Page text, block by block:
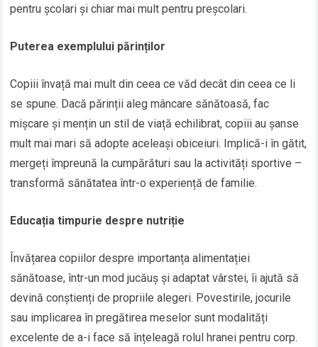
pentru școlari și chiar mai mult pentru preșcolari.
Puterea exemplului părinților
Copiii învață mai mult din ceea ce văd decât din ceea ce li
se spune. Dacă părinții aleg mâncare sănătoasă, fac
mișcare și mențin un stil de viață echilibrat, copiii au șanse
mult mai mari să adopte aceleași obiceiuri. Implică-i în gătit,
mergeți împreună la cumpărături sau la activități sportive –
transformă sănătatea într-o experiență de familie.
Educația timpurie despre nutriție
Învățarea copiilor despre importanța alimentației
sănătoase, într-un mod jucăuș și adaptat vârstei, îi ajută să
devină conștienți de propriile alegeri. Povestirile, jocurile
sau implicarea în pregătirea meselor sunt modalități
excelente de a-i face să înțeleagă rolul hranei pentru corp.